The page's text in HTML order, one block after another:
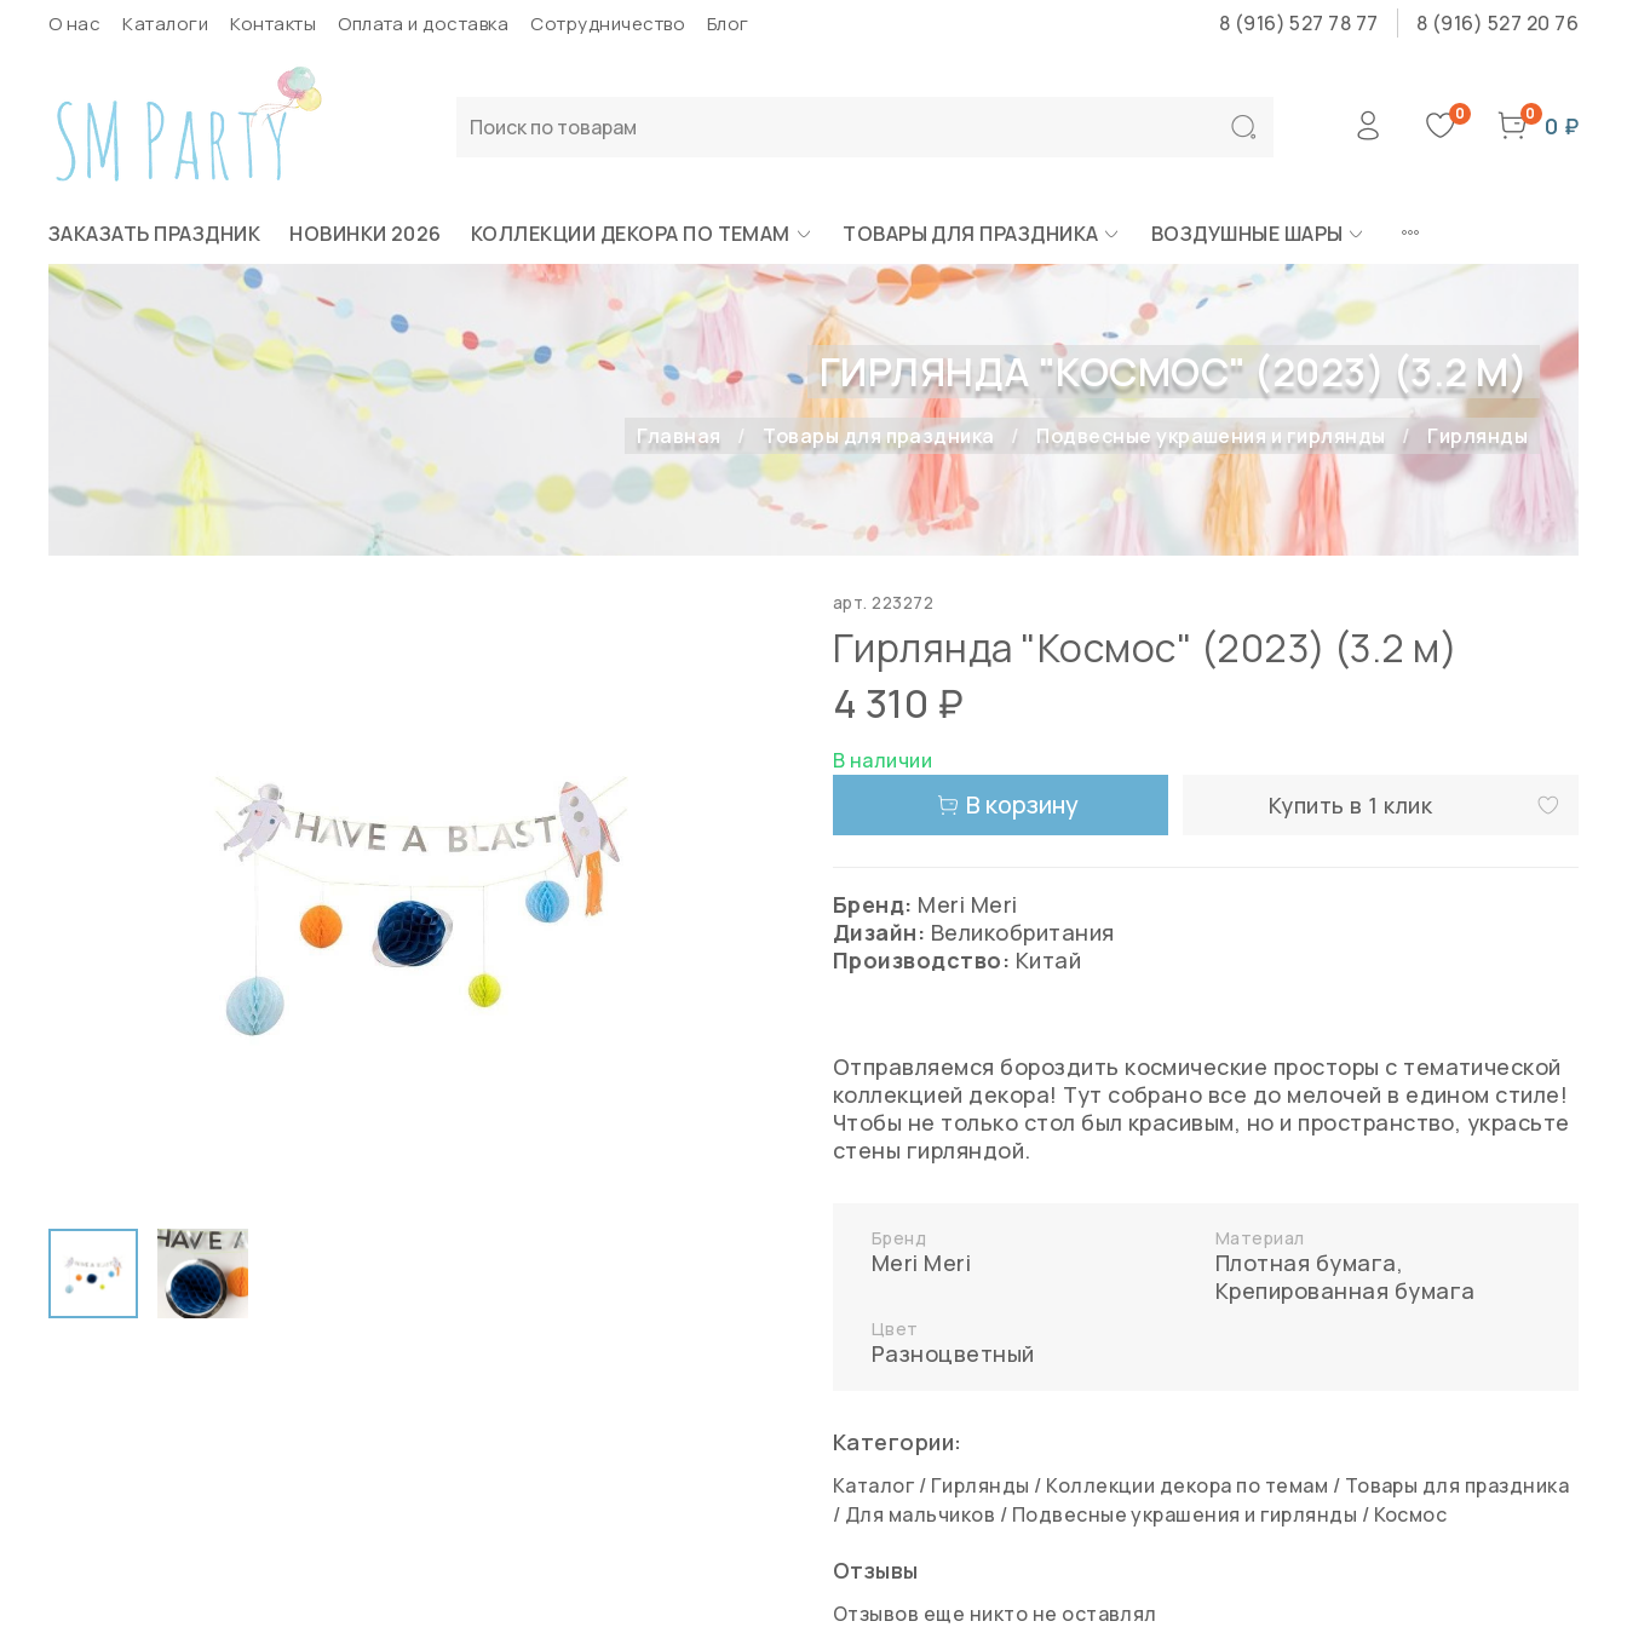
О нас Каталоги Контакты Оплата и доставка Сотрудничество Блог 8 (916) 527 78 77 8 (916) 527 20 76
0 0 0 ₽
ЗАКАЗАТЬ ПРАЗДНИК НОВИНКИ 2026 КОЛЛЕКЦИИ ДЕКОРА ПО ТЕМАМ ТОВАРЫ ДЛЯ ПРАЗДНИКА ВОЗДУШНЫЕ ШАРЫ
ГИРЛЯНДА "КОСМОС" (2023) (3.2 М)
Главная Товары для праздника Подвесные украшения и гирлянды Гирлянды
арт.223272
Гирлянда "Космос" (2023) (3.2 м)
4 310 ₽
В наличии
В корзину Купить в 1 клик
Бренд: Meri Meri
Дизайн: Великобритания
Производство: Китай
Отправляемся бороздить космические просторы с тематической
коллекцией декора! Тут собрано все до мелочей в едином стиле!
Чтобы не только стол был красивым, но и пространство, украсьте
стены гирляндой.
Бренд
Meri Meri
Материал
Плотная бумага,
Крепированная бумага
Цвет
Разноцветный
Категории:
Каталог / Гирлянды / Коллекции декора по темам / Товары для праздника
/ Для мальчиков / Подвесные украшения и гирлянды / Космос
Отзывы
Отзывов еще никто не оставлял